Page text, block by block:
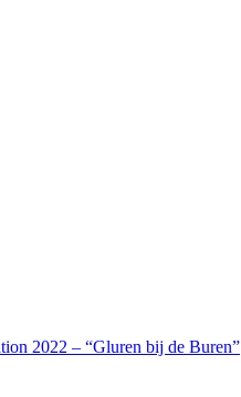
2022 – “Gluren bij de Buren”